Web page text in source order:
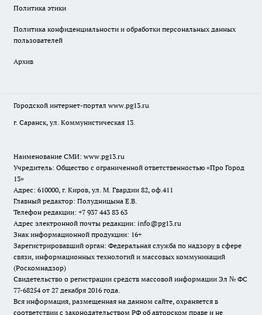
Политика этики
Политика конфиденциальности и обработки персональных данных
пользователей
Архив
Городской интернет-портал www.pg13.ru
г. Саранск, ул. Коммунистическая 13.
Наименование СМИ: www.pg13.ru
Учредитель: Общество с ограниченной ответственностью «Про Город
13»
Адрес: 610000, г. Киров, ул. М. Гвардии 82, оф.411
Главный редактор: Полудницына Е.В.
Телефон редакции: +7 937 443 83 63
Адрес электронной почты редакции: info@pg13.ru
Знак информационной продукции: 16+
Зарегистрировавший орган: Федеральная служба по надзору в сфере
связи, информационных технологий и массовых коммуникаций
(Роскомнадзор)
Свидетельство о регистрации средств массовой информации Эл № ФС
77-68254 от 27 декабря 2016 года.
Вся информация, размещенная на данном сайте, охраняется в
соответствии с законодательством РФ об авторском праве и не